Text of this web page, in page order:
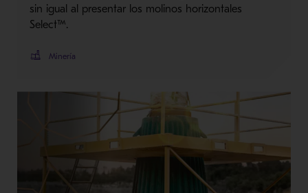
sin igual al presentar los molinos horizontales
Select™.
Minería